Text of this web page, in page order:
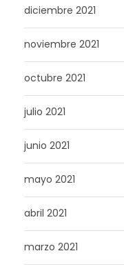
diciembre 2021
noviembre 2021
octubre 2021
julio 2021
junio 2021
mayo 2021
abril 2021
marzo 2021